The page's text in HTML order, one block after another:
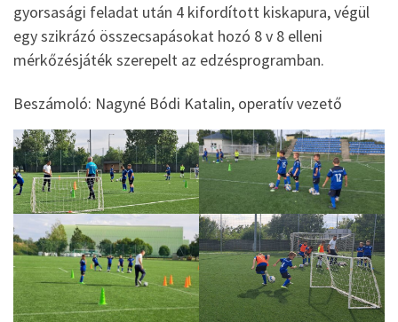
gyorsasági feladat után 4 kifordított kiskapura, végül
egy szikrázó összecsapásokat hozó 8 v 8 elleni
mérkőzésjáték szerepelt az edzésprogramban.
Beszámoló: Nagyné Bódi Katalin, operatív vezető